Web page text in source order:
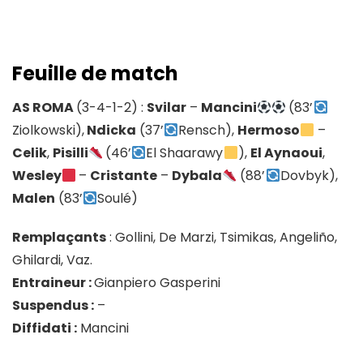
Feuille de match
AS ROMA(3-4-1-2) : Svilar – Mancini
(83’
Ziolkowski),Ndicka (37’ Rensch), Hermoso
–
Celik, Pisilli (46’ El Shaarawy ), El Aynaoui,
Wesley
– Cristante – Dybala (88’
Dovbyk),
Malen (83’ Soulé)
Remplaçants: Gollini, De Marzi, Tsimikas, Angeliño,
Ghilardi, Vaz.
Entraineur :Gianpiero Gasperini
Suspendus : –
Diffidati : Mancini